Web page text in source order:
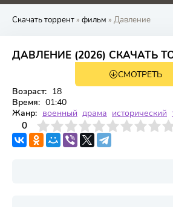
0 0 5
Скачать торрент» фильм » Давление
ДАВЛЕНИЕ (2026) СКАЧАТЬ
СМОТРЕТЬ
Возраст: 18
Время: 01:40
Жанр: военный драма исторический
0
4 6 7 8 9 10